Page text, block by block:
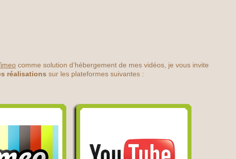
comme solution d’hébergement de mes vidéos, je vous invite
réalisations sur les plateformes suivantes :